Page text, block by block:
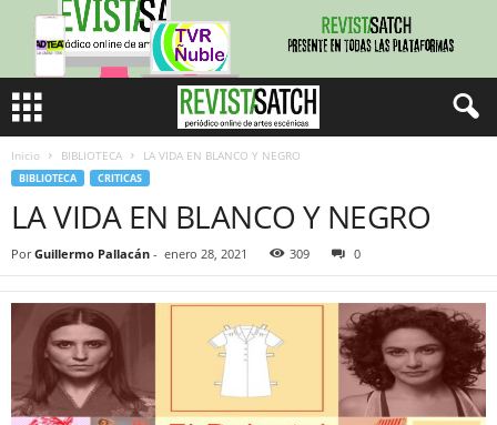
Inicio BIBLIOTECA LA VIDA EN BLANCO Y NEGRO
BIBLIOTECA CRITICAS
LA VIDA EN BLANCO Y NEGRO
Por Guillermo Pallacán - enero 28, 2021 309 0